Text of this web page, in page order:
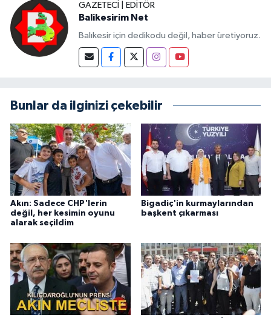
GAZETECI | EDITÖR
Balikesirim Net
Balıkesir için dedikodu değil, haber üretiyoruz.
Bunlar da ilginizi çekebilir
Akın: Sadece CHP'lerin
değil, her kesimin oyunu
alarak seçildim
Bigadiç'in kurmaylarından
başkent çıkarması